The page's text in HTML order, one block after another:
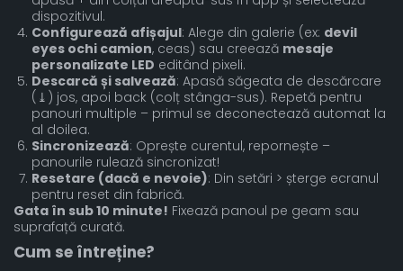
dispozitivul.
Configurează afișajul: Alege din galerie (ex: devil
eyes ochi camion, ceas) sau creează mesaje
personalizate LED editând pixeli.
Descarcă și salvează: Apasă săgeata de descărcare
(⤓) jos, apoi back (colț stânga-sus). Repetă pentru
panouri multiple – primul se deconectează automat la
al doilea.
Sincronizează: Oprește curentul, repornește –
panourile rulează sincronizat!
Resetare (dacă e nevoie): Din setări > șterge ecranul
pentru reset din fabrică.
Gata în sub 10 minute! Fixează panoul pe geam sau
suprafață curată.
Cum se întreține?